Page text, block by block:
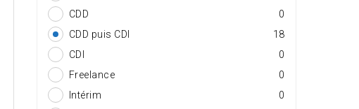
CDD
0
CDD puis CDI
18
CDI
0
Freelance
0
Intérim
0